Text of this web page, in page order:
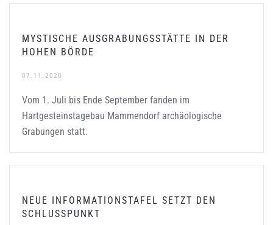
MYSTISCHE AUSGRABUNGSSTÄTTE IN DER
HOHEN BÖRDE
07.11.2020
Vom 1. Juli bis Ende September fanden im
Hartgesteinstagebau Mammendorf archäologische
Grabungen statt.
NEUE INFORMATIONSTAFEL SETZT DEN
SCHLUSSPUNKT